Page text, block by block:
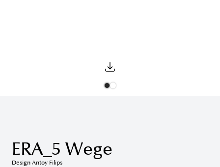
ERA_5 Wege
Design Antoy Filips